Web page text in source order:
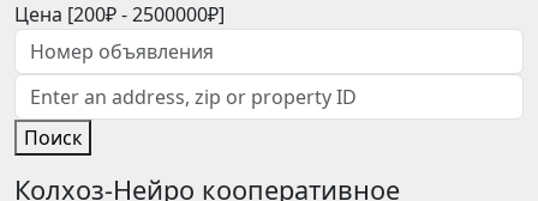
Цена [200₽-2500000₽]
Поиск
Колхоз-Нейро кооперативное